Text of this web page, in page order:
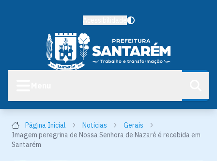
Página Inicial Notícias
Gerais
Imagem peregrina de Nossa Senhora de Nazaré é recebida em
Santarém